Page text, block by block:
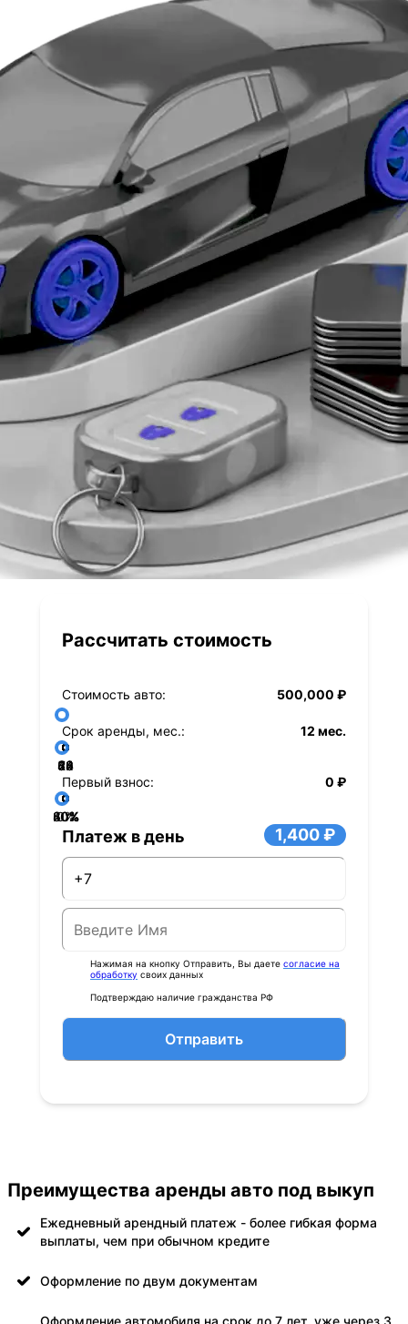
Рассчитать стоимость
Стоимость авто: 500,000 ₽
Срок аренды, мес.: 12 мес.
12
24
36
48
60
72
84
Первый взнос:
0 ₽
0%
20%
40%
60%
80%
Платеж в день 1,400 ₽
Нажимая на кнопку Отправить, Вы даете согласие на
обработку своих данных
Подтверждаю наличие гражданства РФ
Отправить
Преимущества аренды авто под выкуп
Ежедневный арендный платеж - более гибкая форма
выплаты, чем при обычном кредите
Оформление по двум документам
Оформление автомобиля на срок до 7 лет, уже через 3